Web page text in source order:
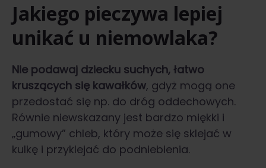
Jakiego pieczywa lepiej
unikać u niemowlaka?
Nie podawaj dziecku suchych, łatwo
kruszących się kawałków, gdyż mogą one
przedostać się np. do dróg oddechowych.
Równie niewskazany jest bardzo miękki i
„gumowy” chleb, który może się sklejać w
kulkę i przyklejać do podniebienia.